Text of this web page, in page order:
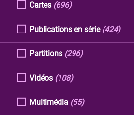
Cartes (696)
Publications en série (424)
Partitions (296)
Vidéos (108)
Multimédia (55)